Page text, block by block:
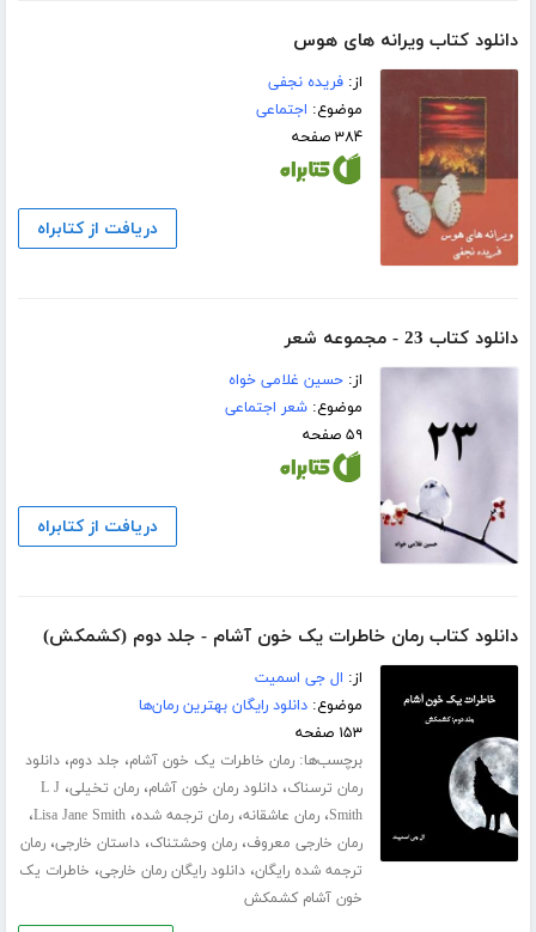
دانلود کتاب ویرانه های هوس
از:فریده نجفی
موضوع: اجتماعی
۳۸۴ صفحه
دریافت از کتابراه
دانلود کتاب 23 - مجموعه شعر
از:حسین غلامی خواه
موضوع:شعر اجتماعی
۵۹ صفحه
دریافت از کتابراه
دانلود کتاب رمان خاطرات یک خون آشام - جلد دوم (کشمکش)
از: ال جی اسمیت
موضوع:دانلود رایگان بهترین رمان‌ها
۱۵۳ صفحه
برچسب‌ها:رمان خاطرات یک خون آشام، جلد دوم،دانلود
رمان ترسناک،دانلود رمان خون آشام،رمان تخیلی، L J
Smith،رمان عاشقانه،رمان ترجمه شده،Lisa Jane Smith،
رمان خارجی معروف،رمان وحشتناک،داستان خارجی،رمان
ترجمه شده رایگان،دانلود رایگان رمان خارجی، خاطرات یک
خون آشام کشمکش